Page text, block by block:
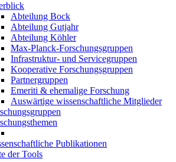
Abteilung Bock
Abteilung Gutjahr
Abteilung Köhler
Max-Planck-Forschungsgruppen
Infrastruktur- und Servicegruppen
Kooperative Forschungsgruppen
Partnergruppen
Emeriti & ehemalige Forschung
Auswärtige wissenschaftliche Mitglieder
Publikationen
der Tools